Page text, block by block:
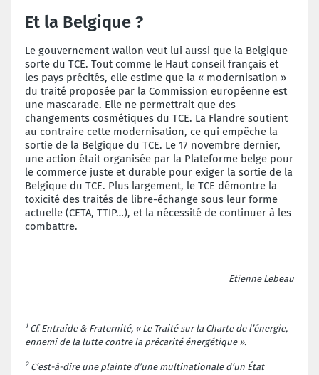
Et la Belgique ?
Le gouvernement wallon veut lui aussi que la Belgique
sorte du TCE. Tout comme le Haut conseil français et
les pays précités, elle estime que la « modernisation »
du traité proposée par la Commission européenne est
une mascarade. Elle ne permettrait que des
changements cosmétiques du TCE. La Flandre soutient
au contraire cette modernisation, ce qui empêche la
sortie de la Belgique du TCE. Le 17 novembre dernier,
une action était organisée par la Plateforme belge pour
le commerce juste et durable pour exiger la sortie de la
Belgique du TCE. Plus largement, le TCE démontre la
toxicité des traités de libre-échange sous leur forme
actuelle (CETA, TTIP…), et la nécessité de continuer à les
combattre.
Etienne Lebeau
1 Cf. Entraide & Fraternité, « Le Traité sur la Charte de l’énergie,
ennemi de la lutte contre la précarité énergétique ».
2C’est-à-dire une plainte d’une multinationale d’un État